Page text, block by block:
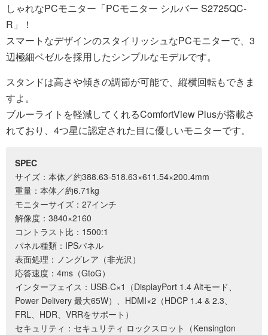
しゃれなPCモニター「PCモニター シルバー S2725QC-
R」！
スマートなデザインのスタイリッシュなPCモニターで、3
辺極細ベゼルを採用したシンプルなモデルです。
スタンドは高さや傾きの調節が可能で、縦横回転もできま
すよ。
ブルーライトを軽減してくれるComfortView Plusが搭載さ
れており、4つ星に認定された目に優しいモニターです。
SPEC
サイズ：本体／約388.63-518.63×611.54×200.4mm
重量：本体／約6.71kg
モニターサイズ：27インチ
解像度：3840×2160
コントラスト比：1500:1
パネル種類：IPSパネル
表面処理：ノングレア（非光沢）
応答速度：4ms（GtoG）
インターフェイス：USB-C×1（DisplayPort 1.4 Altモード、
Power Delivery 最大65W）、HDMI×2（HDCP 1.4 & 2.3、
FRL、HDR、VRRをサポート）
セキュリティ：セキュリティ ロックスロット（Kensington